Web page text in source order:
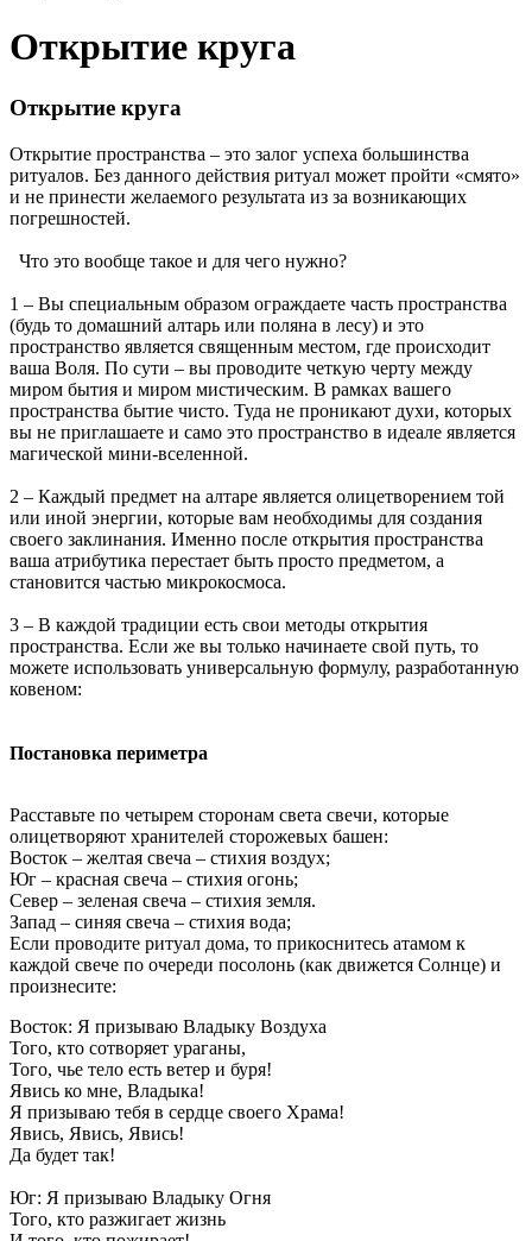
Открытие круга
Открытие круга
Открытие пространства – это залог успеха большинства
ритуалов. Без данного действия ритуал может пройти «смято»
и не принести желаемого результата из за возникающих
погрешностей.
Что это вообще такое и для чего нужно?
1 – Вы специальным образом ограждаете часть пространства
(будь то домашний алтарь или поляна в лесу) и это
пространство является священным местом, где происходит
ваша Воля. По сути – вы проводите четкую черту между
миром бытия и миром мистическим. В рамках вашего
пространства бытие чисто. Туда не проникают духи, которых
вы не приглашаете и само это пространство в идеале является
магической мини-вселенной.
2 – Каждый предмет на алтаре является олицетворением той
или иной энергии, которые вам необходимы для создания
своего заклинания. Именно после открытия пространства
ваша атрибутика перестает быть просто предметом, а
становится частью микрокосмоса.
3 – В каждой традиции есть свои методы открытия
пространства. Если же вы только начинаете свой путь, то
можете использовать универсальную формулу, разработанную
ковеном:
Постановка периметра
Расставьте по четырем сторонам света свечи, которые
олицетворяют хранителей сторожевых башен:
Восток – желтая свеча – стихия воздух;
Юг – красная свеча – стихия огонь;
Север – зеленая свеча – стихия земля.
Запад – синяя свеча – стихия вода;
Если проводите ритуал дома, то прикоснитесь атамом к
каждой свече по очереди посолонь (как движется Солнце) и
произнесите:
Восток: Я призываю Владыку Воздуха
Того, кто сотворяет ураганы,
Того, чье тело есть ветер и буря!
Явись ко мне, Владыка!
Я призываю тебя в сердце своего Храма!
Явись, Явись, Явись!
Да будет так!
Юг: Я призываю Владыку Огня
Того, кто разжигает жизнь